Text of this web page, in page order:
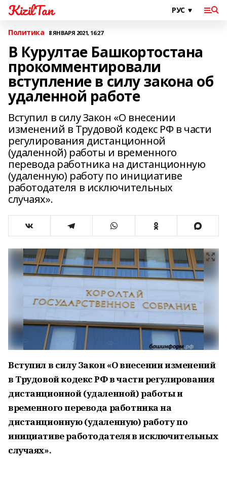
KizilTan
Политика 8 ЯНВАРЯ 2021, 16:27
В Курултае Башкортостана
прокомментировали
вступление в силу закона об
удаленной работе
Вступил в силу Закон «О внесении
изменений в Трудовой кодекс РФ в части
регулирования дистанционной
(удаленной) работы и временного
перевода работника на дистанционную
(удаленную) работу по инициативе
работодателя в исключительных
случаях».
Вступил в силу Закон «О внесении изменений
в Трудовой кодекс РФ в части регулирования
дистанционной (удаленной) работы и
временного перевода работника на
дистанционную (удаленную) работу по
инициативе работодателя в исключительных
случаях».